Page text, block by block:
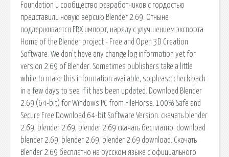
Foundation и сообщество разработчиков с гордостью
представили новую версию Blender 2.69. Отныне
поддерживается FBX импорт, наряду с улучшением экспорта.
Home of the Blender project - Free and Open 3D Creation
Software. We don't have any change log information yet for
version 2.69 of Blender. Sometimes publishers take a little
while to make this information available, so please check back
in a few days to see if it has been updated. Download Blender
2.69 (64-bit) for Windows PC from FileHorse. 100% Safe and
Secure Free Download 64-bit Software Version. скачать blender
2.69, blender 2.69, blender 2.69 скачать бесплатно. download
blender 2.69, blender 2.69, blender 2.69 download. Скачать
Blender 2.69 бесплатно на русском языке с официального